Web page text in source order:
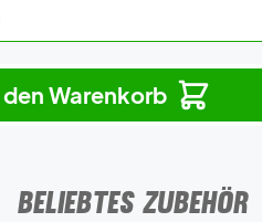
den Warenkorb
BELIEBTES ZUBEHÖR